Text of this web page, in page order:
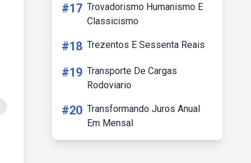
#17 Trovadorismo Humanismo E
Classicismo
#18 Trezentos E Sessenta Reais
#19 Transporte De Cargas
Rodoviario
#20 Transformando Juros Anual
Em Mensal